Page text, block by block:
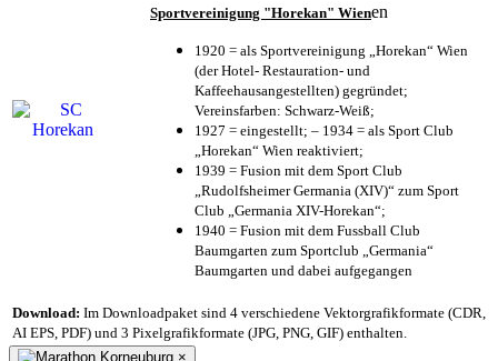
Sportvereinigung "Horekan" Wienen
1920 = als Sportvereinigung „Horekan“ Wien
(der Hotel- Restauration- und
Kaffeehausangestellten) gegründet;
Vereinsfarben: Schwarz-Weiß;
1927 = eingestellt; – 1934 = als Sport Club
„Horekan“ Wien reaktiviert;
1939 = Fusion mit dem Sport Club
„Rudolfsheimer Germania (XIV)“ zum Sport
Club „Germania XIV-Horekan“;
1940 = Fusion mit dem Fussball Club
Baumgarten zum Sportclub „Germania“
Baumgarten und dabei aufgegangen
Download: Im Downloadpaket sind 4 verschiedene Vektorgrafikformate (CDR,
AI EPS, PDF) und 3 Pixelgrafikformate (JPG, PNG, GIF) enthalten.
×